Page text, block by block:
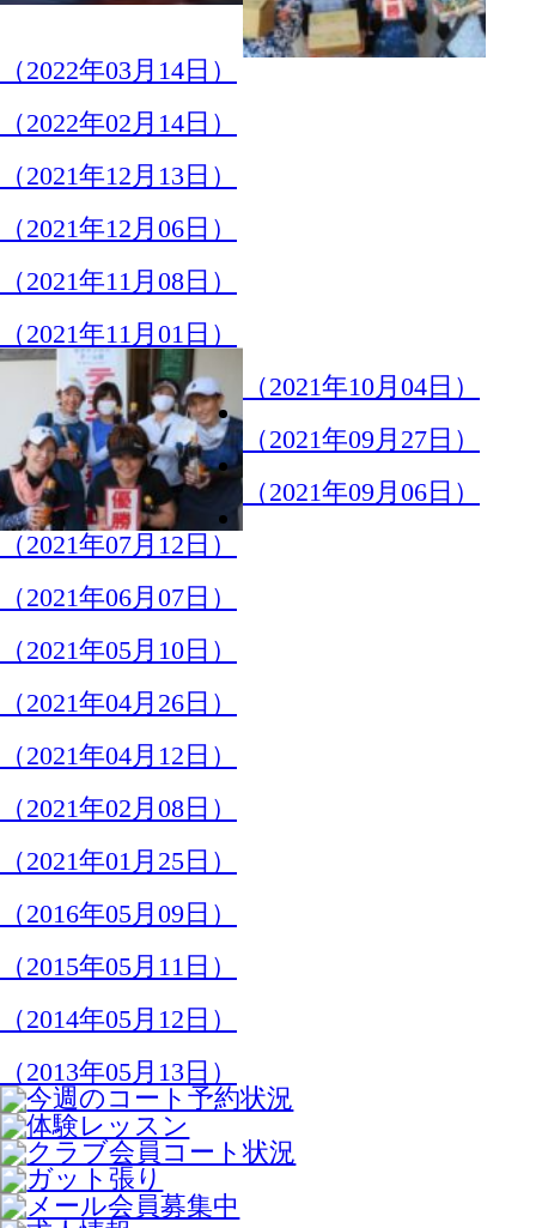
（2021年10月04日）
（2021年09月27日）
（2021年07月12日）
（2021年06月07日）
（2021年05月10日）
（2021年04月12日）
（2021年02月08日）
（2021年01月25日）
（2016年05月09日）
（2015年05月11日）
（2014年05月12日）
（2013年05月13日）
クラブ案内
スクール
ビジター･レンタルコート
大会案内
メール会員登録
お問い合わせ
047-362-3047
メールでお問い合わせ
松戸テニスクラブ
〒271-0094 千葉県松戸市上矢切1620
営業時間：6:00 ～ 22:00（年中無休）
ホーム
ページの上へ
Copyright © Matsudo Tennis Club All Rights
Reserved.